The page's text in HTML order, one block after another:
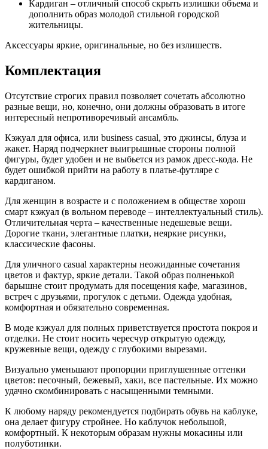
Кардиган – отличный способ скрыть излишки объема и
дополнить образ молодой стильной городской
жительницы.
Аксессуары яркие, оригинальные, но без излишеств.
Комплектация
Отсутствие строгих правил позволяет сочетать абсолютно
разные вещи, но, конечно, они должны образовать в итоге
интересный непротиворечивый ансамбль.
Кэжуал для офиса, или business casual, это джинсы, блуза и
жакет. Наряд подчеркнет выигрышные стороны полной
фигуры, будет удобен и не выбьется из рамок дресс-кода. Не
будет ошибкой прийти на работу в платье-футляре с
кардиганом.
Для женщин в возрасте и с положением в обществе хорош
смарт кэжуал (в вольном переводе – интеллектуальный стиль).
Отличительная черта – качественные недешевые вещи.
Дорогие ткани, элегантные платки, неяркие рисунки,
классические фасоны.
Для уличного casual характерны неожиданные сочетания
цветов и фактур, яркие детали. Такой образ полненькой
барышне стоит продумать для посещения кафе, магазинов,
встреч с друзьями, прогулок с детьми. Одежда удобная,
комфортная и обязательно современная.
В моде кэжуал для полных приветствуется простота покроя и
отделки. Не стоит носить чересчур открытую одежду,
кружевные вещи, одежду с глубокими вырезами.
Визуально уменьшают пропорции приглушенные оттенки
цветов: песочный, бежевый, хаки, все пастельные. Их можно
удачно скомбинировать с насыщенными темными.
К любому наряду рекомендуется подбирать обувь на каблуке,
она делает фигуру стройнее. Но каблучок небольшой,
комфортный. К некоторым образам нужны мокасины или
полуботинки.